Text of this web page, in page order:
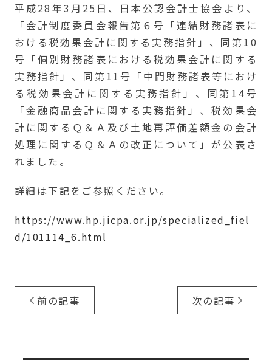
平成28年3月25日、日本公認会計士協会より、
「会計制度委員会報告第６号「連結財務諸表に
おける税効果会計に関する実務指針」、同第10
号「個別財務諸表における税効果会計に関する
実務指針」、同第11号「中間財務諸表等におけ
る税効果会計に関する実務指針」、同第14号
「金融商品会計に関する実務指針」、税効果会
計に関するＱ＆Ａ及び土地再評価差額金の会計
処理に関するＱ＆Ａの改正について」が公表さ
れました。
詳細は下記をご参照ください。
https://www.hp.jicpa.or.jp/specialized_fiel
d/101114_6.html
前の記事 次の記事